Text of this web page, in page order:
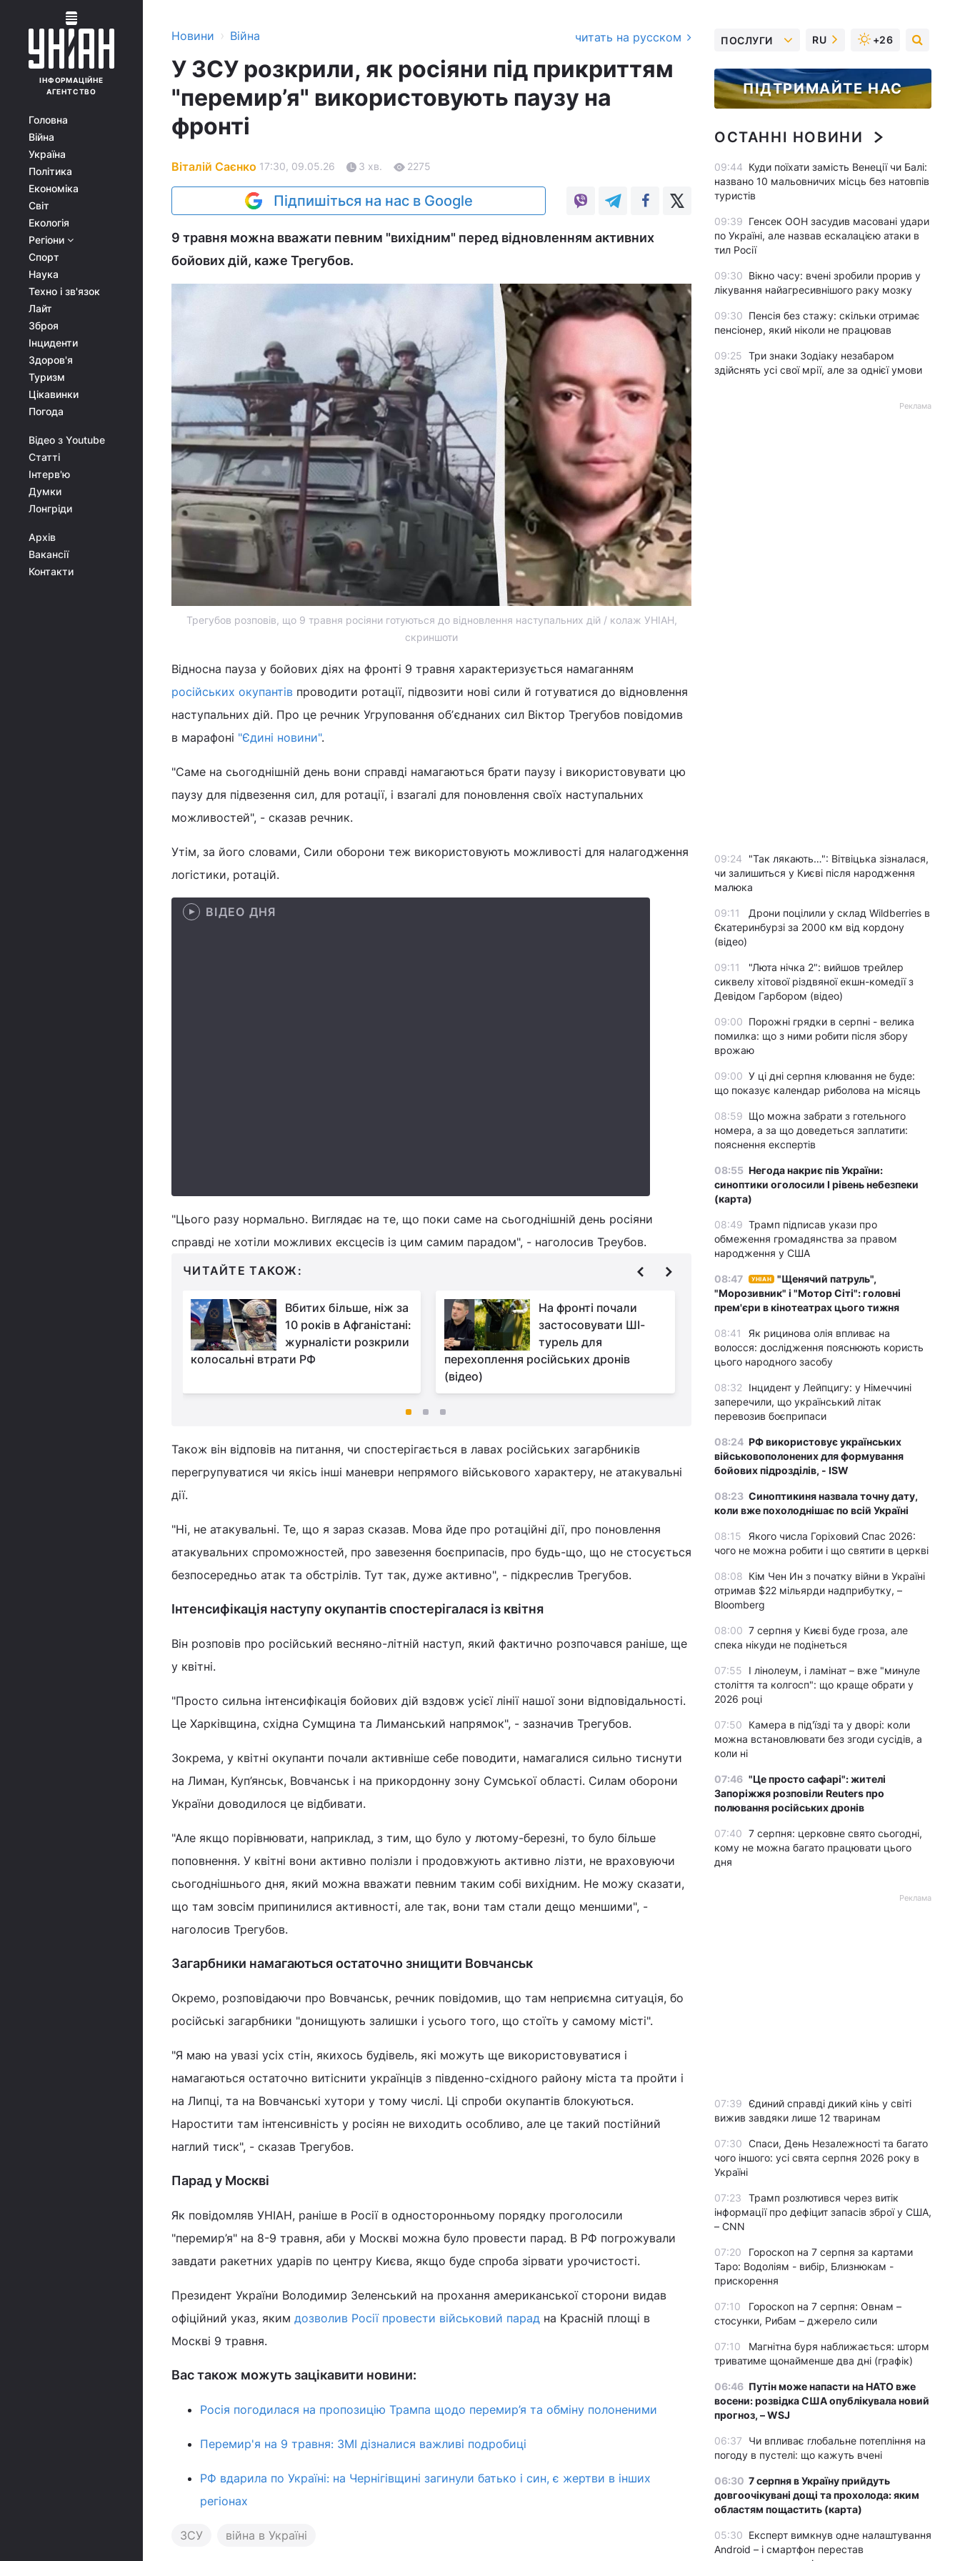
ІНФОРМАЦІЙНЕ
АГЕНТСТВО
Головна
Війна
Україна
Політика
Економіка
Світ
Екологія
Регіони
Спорт
Наука
Техно і зв'язок
Лайт
Зброя
Інциденти
Здоров'я
Туризм
Цікавинки
Погода
Відео з Youtube
Статті
Інтерв'ю
Думки
Лонгріди
Архів
Вакансії
Контакти
Новини › Війна читать на русском
У ЗСУ розкрили, як росіяни під прикриттям
"перемир’я" використовують паузу на
фронті
Віталій Саєнко 17:30, 09.05.26 3 хв. 2275
Підпишіться на нас в Google
9 травня можна вважати певним "вихідним" перед відновленням активних
бойових дій, каже Трегубов.
Трегубов розповів, що 9 травня росіяни готуються до відновлення наступальних дій / колаж УНІАН,
скриншоти
Відносна пауза у бойових діях на фронті 9 травня характеризується намаганням
російських окупантів проводити ротації, підвозити нові сили й готуватися до відновлення
наступальних дій. Про це речник Угруповання обʼєднаних сил Віктор Трегубов повідомив
в марафоні "Єдині новини".
"Саме на сьогоднішній день вони справді намагаються брати паузу і використовувати цю
паузу для підвезення сил, для ротації, і взагалі для поновлення своїх наступальних
можливостей", - сказав речник.
Утім, за його словами, Сили оборони теж використовують можливості для налагодження
логістики, ротацій.
ВІДЕО ДНЯ
"Цього разу нормально. Виглядає на те, що поки саме на сьогоднішній день росіяни
справді не хотіли можливих ексцесів із цим самим парадом", - наголосив Треубов.
ЧИТАЙТЕ ТАКОЖ:
Вбитих більше, ніж за
10 років в Афганістані:
журналісти розкрили
колосальні втрати РФ
На фронті почали
застосовувати ШІ-
турель для
перехоплення російських дронів
(відео)
Українські дрони
росіян за 100 км від
фронту: в ISW розкрили деталі
Також він відповів на питання, чи спостерігається в лавах російських загарбників
перегрупуватися чи якісь інші маневри непрямого військового характеру, не атакувальні
дії.
"Ні, не атакувальні. Те, що я зараз сказав. Мова йде про ротаційні дії, про поновлення
атакувальних спроможностей, про завезення боєприпасів, про будь-що, що не стосується
безпосередньо атак та обстрілів. Тут так, дуже активно", - підкреслив Трегубов.
Інтенсифікація наступу окупантів спостерігалася із квітня
Він розповів про російський весняно-літній наступ, який фактично розпочався раніше, ще
у квітні.
"Просто сильна інтенсифікація бойових дій вздовж усієї лінії нашої зони відповідальності.
Це Харківщина, східна Сумщина та Лиманський напрямок", - зазначив Трегубов.
Зокрема, у квітні окупанти почали активніше себе поводити, намагалися сильно тиснути
на Лиман, Куп’янськ, Вовчанськ і на прикордонну зону Сумської області. Силам оборони
України доводилося це відбивати.
"Але якщо порівнювати, наприклад, з тим, що було у лютому-березні, то було більше
поповнення. У квітні вони активно полізли і продовжують активно лізти, не враховуючи
сьогоднішнього дня, який можна вважати певним таким собі вихідним. Не можу сказати,
що там зовсім припинилися активності, але так, вони там стали дещо меншими", -
наголосив Трегубов.
Загарбники намагаються остаточно знищити Вовчанськ
Окремо, розповідаючи про Вовчанськ, речник повідомив, що там неприємна ситуація, бо
російські загарбники "донищують залишки і усього того, що стоїть у самому місті".
"Я маю на увазі усіх стін, якихось будівель, які можуть ще використовуватися і
намагаються остаточно витіснити українців з південно-східного району міста та пройти і
на Липці, та на Вовчанські хутори у тому числі. Ці спроби окупантів блокуються.
Наростити там інтенсивність у росіян не виходить особливо, але це такий постійний
наглий тиск", - сказав Трегубов.
Парад у Москві
Як повідомляв УНІАН, раніше в Росії в односторонньому порядку проголосили
"перемир’я" на 8-9 травня, аби у Москві можна було провести парад. В РФ погрожували
завдати ракетних ударів по центру Києва, якщо буде спроба зірвати урочистості.
Президент України Володимир Зеленський на прохання американської сторони видав
офіційний указ, яким дозволив Росії провести військовий парад на Красній площі в
Москві 9 травня.
Вас також можуть зацікавити новини:
Росія погодилася на пропозицію Трампа щодо перемир’я та обміну полоненими
Перемир'я на 9 травня: ЗМІ дізналися важливі подробиці
РФ вдарила по Україні: на Чернігівщині загинули батько і син, є жертви в інших
регіонах
ЗСУ війна в Україні
ПОСЛУГИ RU +26
ПІДТРИМАЙТЕ НАС
ОСТАННІ НОВИНИ
09:44 Куди поїхати замість Венеції чи Балі:
названо 10 мальовничих місць без натовпів
туристів
09:39 Генсек ООН засудив масовані удари
по Україні, але назвав ескалацією атаки в
тил Росії
09:30 Вікно часу: вчені зробили прорив у
лікування найагресивнішого раку мозку
09:30 Пенсія без стажу: скільки отримає
пенсіонер, який ніколи не працював
09:25 Три знаки Зодіаку незабаром
здійснять усі свої мрії, але за однієї умови
Реклама
09:24
"Так лякають…": Вітвіцька зізналася,
чи залишиться у Києві після народження
малюка
09:11
Дрони поцілили у склад Wildberries в
Єкатеринбурзі за 2000 км від кордону
(відео)
09:11
"Люта нічка 2": вийшов трейлер
сиквелу хітової різдвяної екшн-комедії з
Девідом Гарбором (відео)
09:00 Порожні грядки в серпні - велика
помилка: що з ними робити після збору
врожаю
09:00 У ці дні серпня клювання не буде:
що показує календар риболова на місяць
08:59 Що можна забрати з готельного
номера, а за що доведеться заплатити:
пояснення експертів
08:55 Негода накриє пів України:
синоптики оголосили І рівень небезпеки
(карта)
08:49 Трамп підписав укази про
обмеження громадянства за правом
народження у США
08:47 УНІАН
"Щенячий патруль",
"Морозивник" і "Мотор Сіті": головні
прем'єри в кінотеатрах цього тижня
08:41
Як рицинова олія впливає на
волосся: дослідження пояснюють користь
цього народного засобу
08:32
Інцидент у Лейпцигу: у Німеччині
заперечили, що український літак
перевозив боєприпаси
08:24 РФ використовує українських
військовополонених для формування
бойових підрозділів, - ISW
08:23 Синоптикиня назвала точну дату,
коли вже похолоднішає по всій Україні
08:15
Якого числа Горіховий Спас 2026:
чого не можна робити і що святити в церкві
08:08 Кім Чен Ин з початку війни в Україні
отримав $22 мільярди надприбутку, –
Bloomberg
08:00 7 серпня у Києві буде гроза, але
спека нікуди не подінеться
07:55
І лінолеум, і ламінат – вже "минуле
століття та колгосп": що краще обрати у
2026 році
07:50
Камера в під'їзді та у дворі: коли
можна встановлювати без згоди сусідів, а
коли ні
07:46 "Це просто сафарі": жителі
Запоріжжя розповіли Reuters про
полювання російських дронів
07:40 7 серпня: церковне свято сьогодні,
кому не можна багато працювати цього
дня
Реклама
07:39 Єдиний справді дикий кінь у світі
вижив завдяки лише 12 тваринам
07:30 Спаси, День Незалежності та багато
чого іншого: усі свята серпня 2026 року в
Україні
07:23
Трамп розлютився через витік
інформації про дефіцит запасів зброї у США,
– CNN
07:20
Гороскоп на 7 серпня за картами
Таро: Водоліям - вибір, Близнюкам -
прискорення
07:10
Гороскоп на 7 серпня: Овнам –
стосунки, Рибам – джерело сили
07:10
Магнітна буря наближається: шторм
триватиме щонайменше два дні (графік)
06:46 Путін може напасти на НАТО вже
восени: розвідка США опублікувала новий
прогноз, – WSJ
06:37
Чи впливає глобальне потепління на
погоду в пустелі: що кажуть вчені
06:30 7 серпня в Україну прийдуть
довгоочікувані дощі та прохолода: яким
областям пощастить (карта)
05:30 Експерт вимкнув одне налаштування
Android – і смартфон перестав